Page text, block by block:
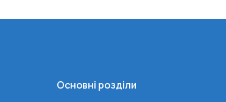
Основні розділи